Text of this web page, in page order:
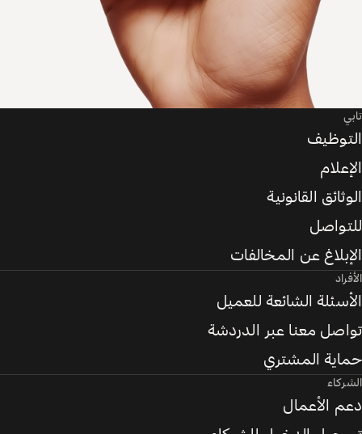
تابي
التوظيف
الإعلام
الوثائق القانونية
للتواصل
الإبلاغ عن المخالفات
الأفراد
الأسئلة الشائعة للعميل
تواصل معنا عبر الدردشة
حماية المشتري
الشركاء
دعم الأعمال